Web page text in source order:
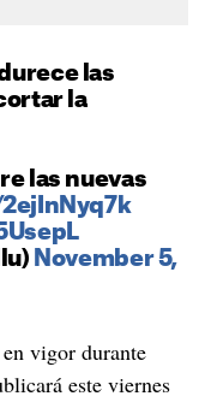
las
la
las nuevas
November 5,
vigor durante
este viernes